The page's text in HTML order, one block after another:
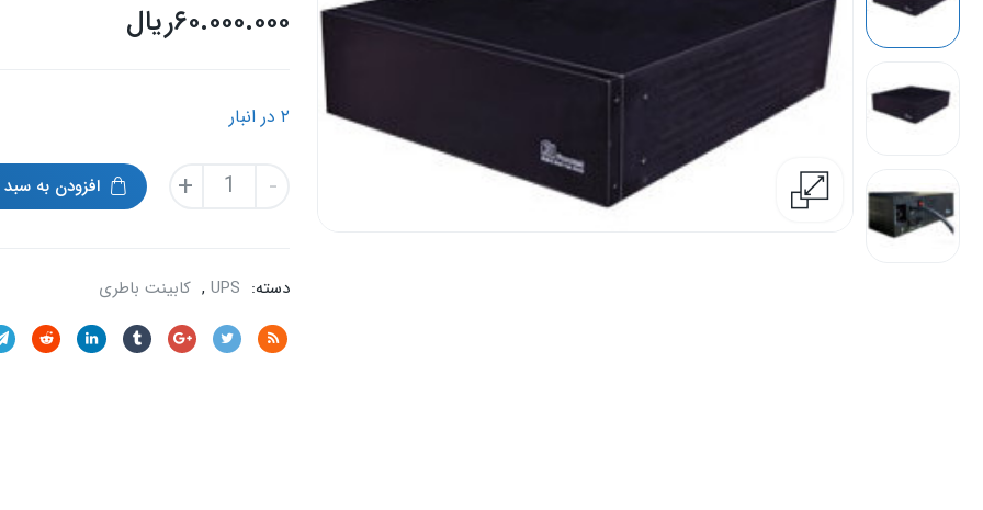
ریال۶۰.۰۰۰.۰۰۰
۲ در انبار
-
کابینت
باطری
rack
mount
sbc9618-
+ افزودن به
دسته: UPS
, کابینت باطری